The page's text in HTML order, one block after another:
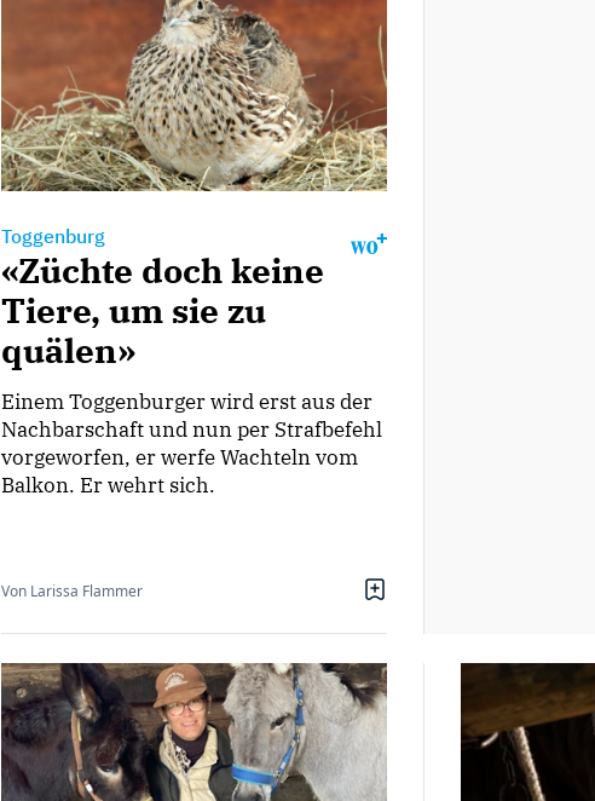
Toggenburg
«Züchte doch keine
Tiere, um sie zu
quälen»
Einem Toggenburger wird erst aus der
Nachbarschaft und nun per Strafbefehl
vorgeworfen, er werfe Wachteln vom
Balkon. Er wehrt sich.
Von Larissa Flammer